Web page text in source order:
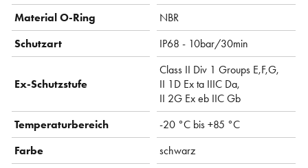
Material O-Ring
NBR
Schutzart
IP68 - 10bar/30min
Ex-Schutzstufe
Class II Div 1 Groups E,F,G,
II 1D Ex ta IIIC Da,
II 2G Ex eb IIC Gb
Temperaturbereich
-20 °C bis +85 °C
Farbe
schwarz